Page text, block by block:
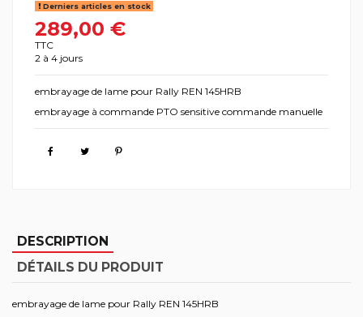
Derniers articles en stock
289,00 €
TTC
2 à 4 jours
embrayage de lame pour Rally REN 145HRB
embrayage à commande PTO sensitive commande manuelle
DESCRIPTION
DÉTAILS DU PRODUIT
embrayage de lame pour Rally REN 145HRB